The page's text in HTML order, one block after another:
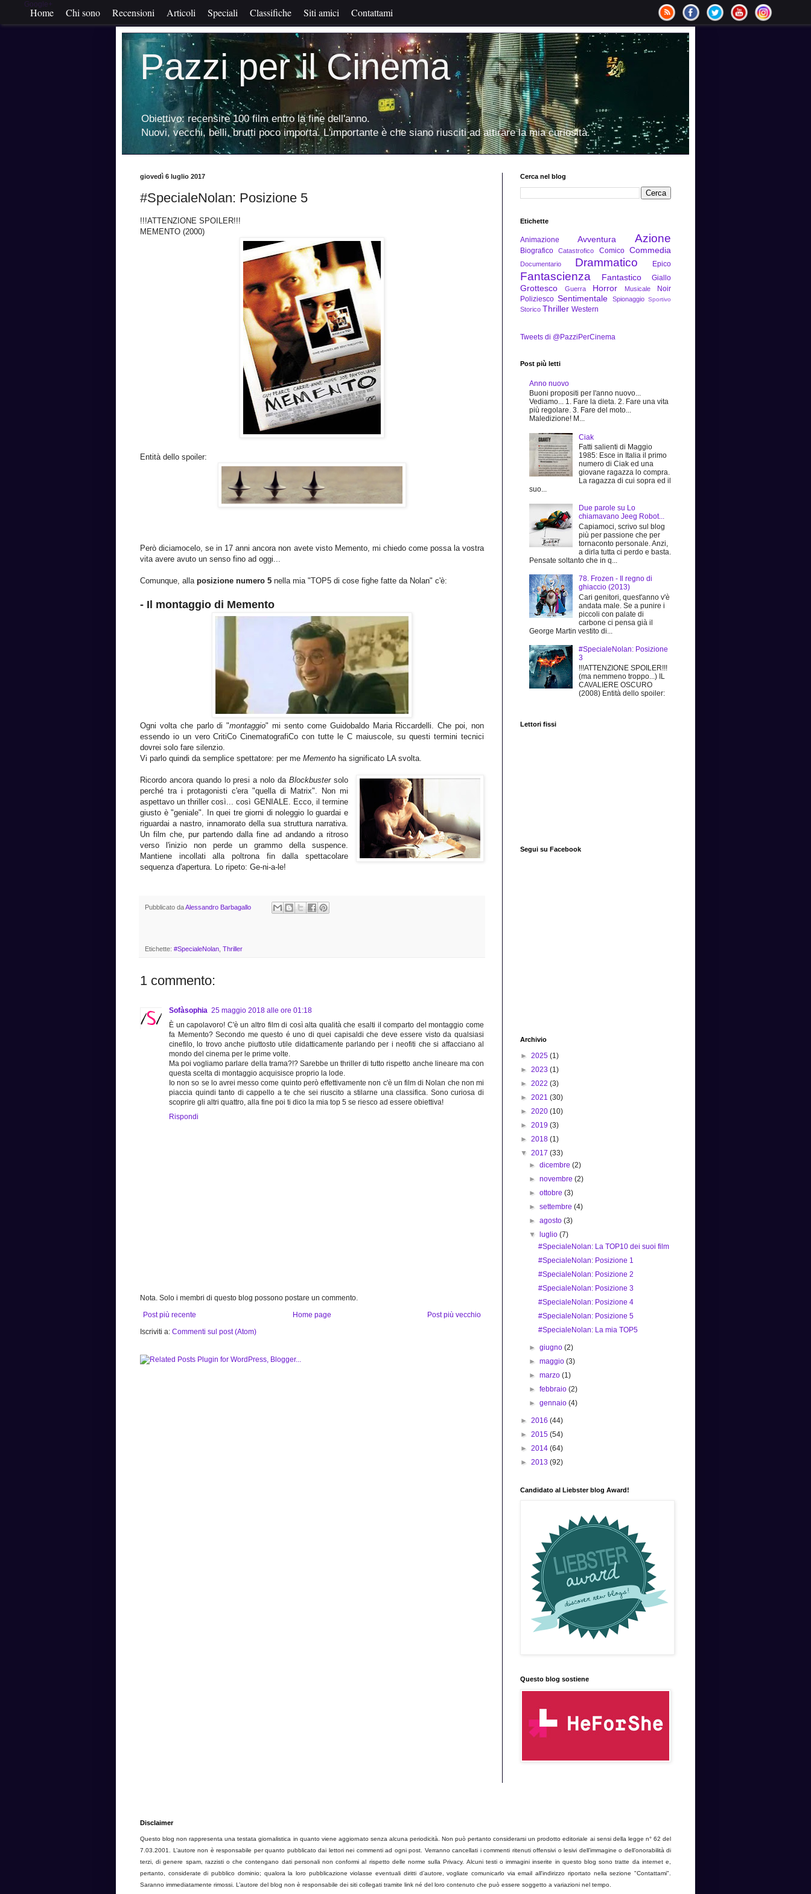
Google+
Home Chi sono Recensioni Articoli Speciali Classifiche Siti amici Contattami
Pazzi per il Cinema
Obiettivo: recensire 100 film entro la fine dell'anno.
Nuovi, vecchi, belli, brutti poco importa. L'importante è che siano riusciti ad attirare la mia curiosità.
giovedì 6 luglio 2017
#SpecialeNolan: Posizione 5
!!!ATTENZIONE SPOILER!!!
MEMENTO (2000)
Entità dello spoiler:
Però diciamocelo, se in 17 anni ancora non avete visto Memento, mi chiedo come possa la vostra
vita avere avuto un senso fino ad oggi...
Comunque, alla posizione numero 5 nella mia "TOP5 di cose fighe fatte da Nolan" c'è:
- Il montaggio di Memento
Ogni volta che parlo di "montaggio" mi sento come Guidobaldo Maria Riccardelli. Che poi, non
essendo io un vero CritiCo CinematografiCo con tutte le C maiuscole, su questi termini tecnici
dovrei solo fare silenzio.
Vi parlo quindi da semplice spettatore: per me Memento ha significato LA svolta.
Ricordo ancora quando lo presi a nolo da Blockbuster solo
perché tra i protagonisti c'era "quella di Matrix". Non mi
aspettavo un thriller così... così GENIALE. Ecco, il termine
giusto è "geniale". In quei tre giorni di noleggio lo guardai e
riguardai a nastro, innamorato della sua struttura narrativa.
Un film che, pur partendo dalla fine ad andando a ritroso
verso l'inizio non perde un grammo della suspence.
Mantiene incollati alla poltrona fin dalla spettacolare
sequenza d'apertura. Lo ripeto: Ge-ni-a-le!
Pubblicato daAlessandro Barbagallo
Etichette: #SpecialeNolan, Thriller
1 commento:
Sofàsophia 25 maggio 2018 alle ore 01:18
È un capolavoro! C'è un altro film di così alta qualità che esalti il comparto del montaggio come
fa Memento? Secondo me questo é uno di quei capisaldi che deve essere visto da qualsiasi
cinefilo, lo trovo anche piuttosto utile didatticamente parlando per i neofiti che si affacciano al
mondo del cinema per le prime volte.
Ma poi vogliamo parlare della trama?!? Sarebbe un thriller di tutto rispetto anche lineare ma con
questa scelta di montaggio acquisisce proprio la lode.
Io non so se lo avrei messo come quinto però effettivamente non c'è un film di Nolan che non mi
piaccia quindi tanto di cappello a te che sei riuscito a stilarne una classifica. Sono curiosa di
scoprire gli altri quattro, alla fine poi ti dico la mia top 5 se riesco ad essere obiettiva!
Rispondi
Nota. Solo i membri di questo blog possono postare un commento.
Post più recente
Post più vecchio
Home page
Iscriviti a: Commenti sul post (Atom)
Cerca nel blog
Etichette
Animazione Avventura Azione
Biografico Catastrofico Comico Commedia
Documentario Drammatico Epico
Fantascienza Fantastico Giallo
Grottesco Guerra Horror Musicale
Noir
Poliziesco Sentimentale Spionaggio Sportivo
Storico Thriller Western
Tweets di @PazziPerCinema
Post più letti
Anno nuovo
Buoni propositi per l'anno nuovo...
Vediamo... 1. Fare la dieta. 2. Fare una vita
più regolare. 3. Fare del moto...
Maledizione! M...
Ciak
Fatti salienti di Maggio
1985: Esce in Italia il primo
numero di Ciak ed una
giovane ragazza lo compra.
La ragazza di cui sopra ed il
suo...
Due parole su Lo
chiamavano Jeeg Robot...
Capiamoci, scrivo sul blog
più per passione che per
tornaconto personale. Anzi,
a dirla tutta ci perdo e basta.
Pensate soltanto che in q...
78. Frozen - Il regno di
ghiaccio (2013)
Cari genitori, quest'anno v'è
andata male. Se a punire i
piccoli con palate di
carbone ci pensa già il
George Martin vestito di...
#SpecialeNolan: Posizione
3
!!!ATTENZIONE SPOILER!!!
(ma nemmeno troppo...) IL
CAVALIERE OSCURO
(2008) Entità dello spoiler:
Lettori fissi
Segui su Facebook
Archivio
► 2025 (1)
► 2023 (1)
► 2022 (3)
► 2021 (30)
► 2020 (10)
► 2019 (3)
► 2018 (1)
▼ 2017 (33)
►dicembre(2)
►novembre(2)
►ottobre(3)
►settembre(4)
►agosto(3)
▼
luglio(7)
#SpecialeNolan: La TOP10 dei suoi film
#SpecialeNolan: Posizione 1
#SpecialeNolan: Posizione 2
#SpecialeNolan: Posizione 3
#SpecialeNolan: Posizione 4
#SpecialeNolan: Posizione 5
#SpecialeNolan: La mia TOP5
►giugno(2)
►maggio(3)
►marzo(1)
►febbraio(2)
►gennaio(4)
► 2016 (44)
► 2015 (54)
► 2014 (64)
► 2013 (92)
Candidato al Liebster blog Award!
Questo blog sostiene
Disclaimer
Questo blog non rappresenta una testata giornalistica in quanto viene aggiornato senza alcuna periodicità. Non può pertanto considerarsi un prodotto editoriale ai sensi della legge n° 62 del
7.03.2001. L’autore non è responsabile per quanto pubblicato dai lettori nei commenti ad ogni post. Verranno cancellati i commenti ritenuti offensivi o lesivi dell’immagine o dell’onorabilità di
terzi, di genere spam, razzisti o che contengano dati personali non conformi al rispetto delle norme sulla Privacy. Alcuni testi o immagini inserite in questo blog sono tratte da internet e,
pertanto, considerate di pubblico dominio; qualora la loro pubblicazione violasse eventuali diritti d’autore, vogliate comunicarlo via email all'indirizzo riportato nella sezione "Contattami".
Saranno immediatamente rimossi. L’autore del blog non è responsabile dei siti collegati tramite link né del loro contenuto che può essere soggetto a variazioni nel tempo.